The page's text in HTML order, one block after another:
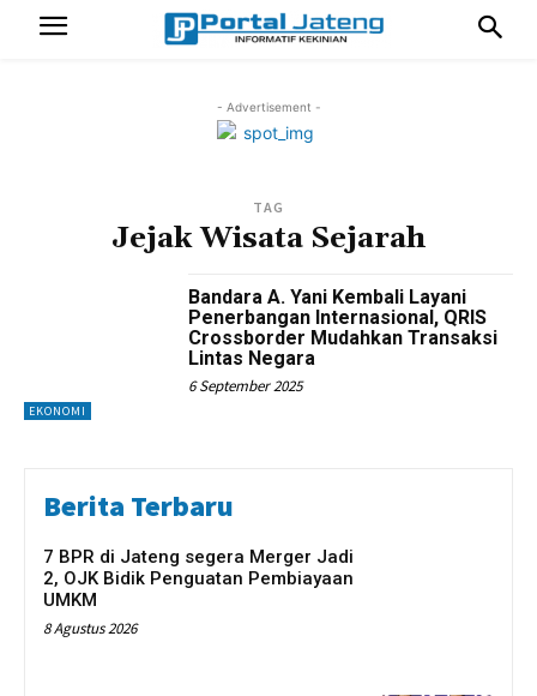
- Advertisement -
TAG
Jejak Wisata Sejarah
EKONOMI
Bandara A. Yani Kembali Layani
Penerbangan Internasional, QRIS
Crossborder Mudahkan Transaksi
Lintas Negara
6 September 2025
Berita Terbaru
7 BPR di Jateng segera Merger Jadi
2, OJK Bidik Penguatan Pembiayaan
UMKM
8 Agustus 2026